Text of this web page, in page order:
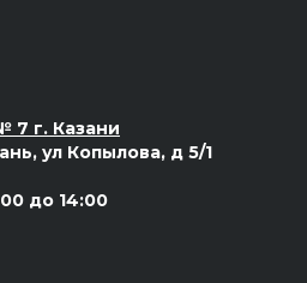
7 г. Казани
ул Копылова, д 5/1
до 14:00